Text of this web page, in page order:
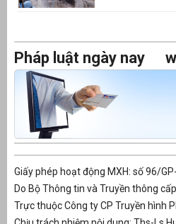
Pháp luật ngày nay
Giấy phép hoạt động MXH: số 96/
Do Bộ Thông tin và Truyền thông
Trực thuộc Công ty CP Truyền hình